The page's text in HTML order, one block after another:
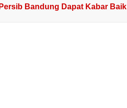
Bandung Dapat Kabar Baik